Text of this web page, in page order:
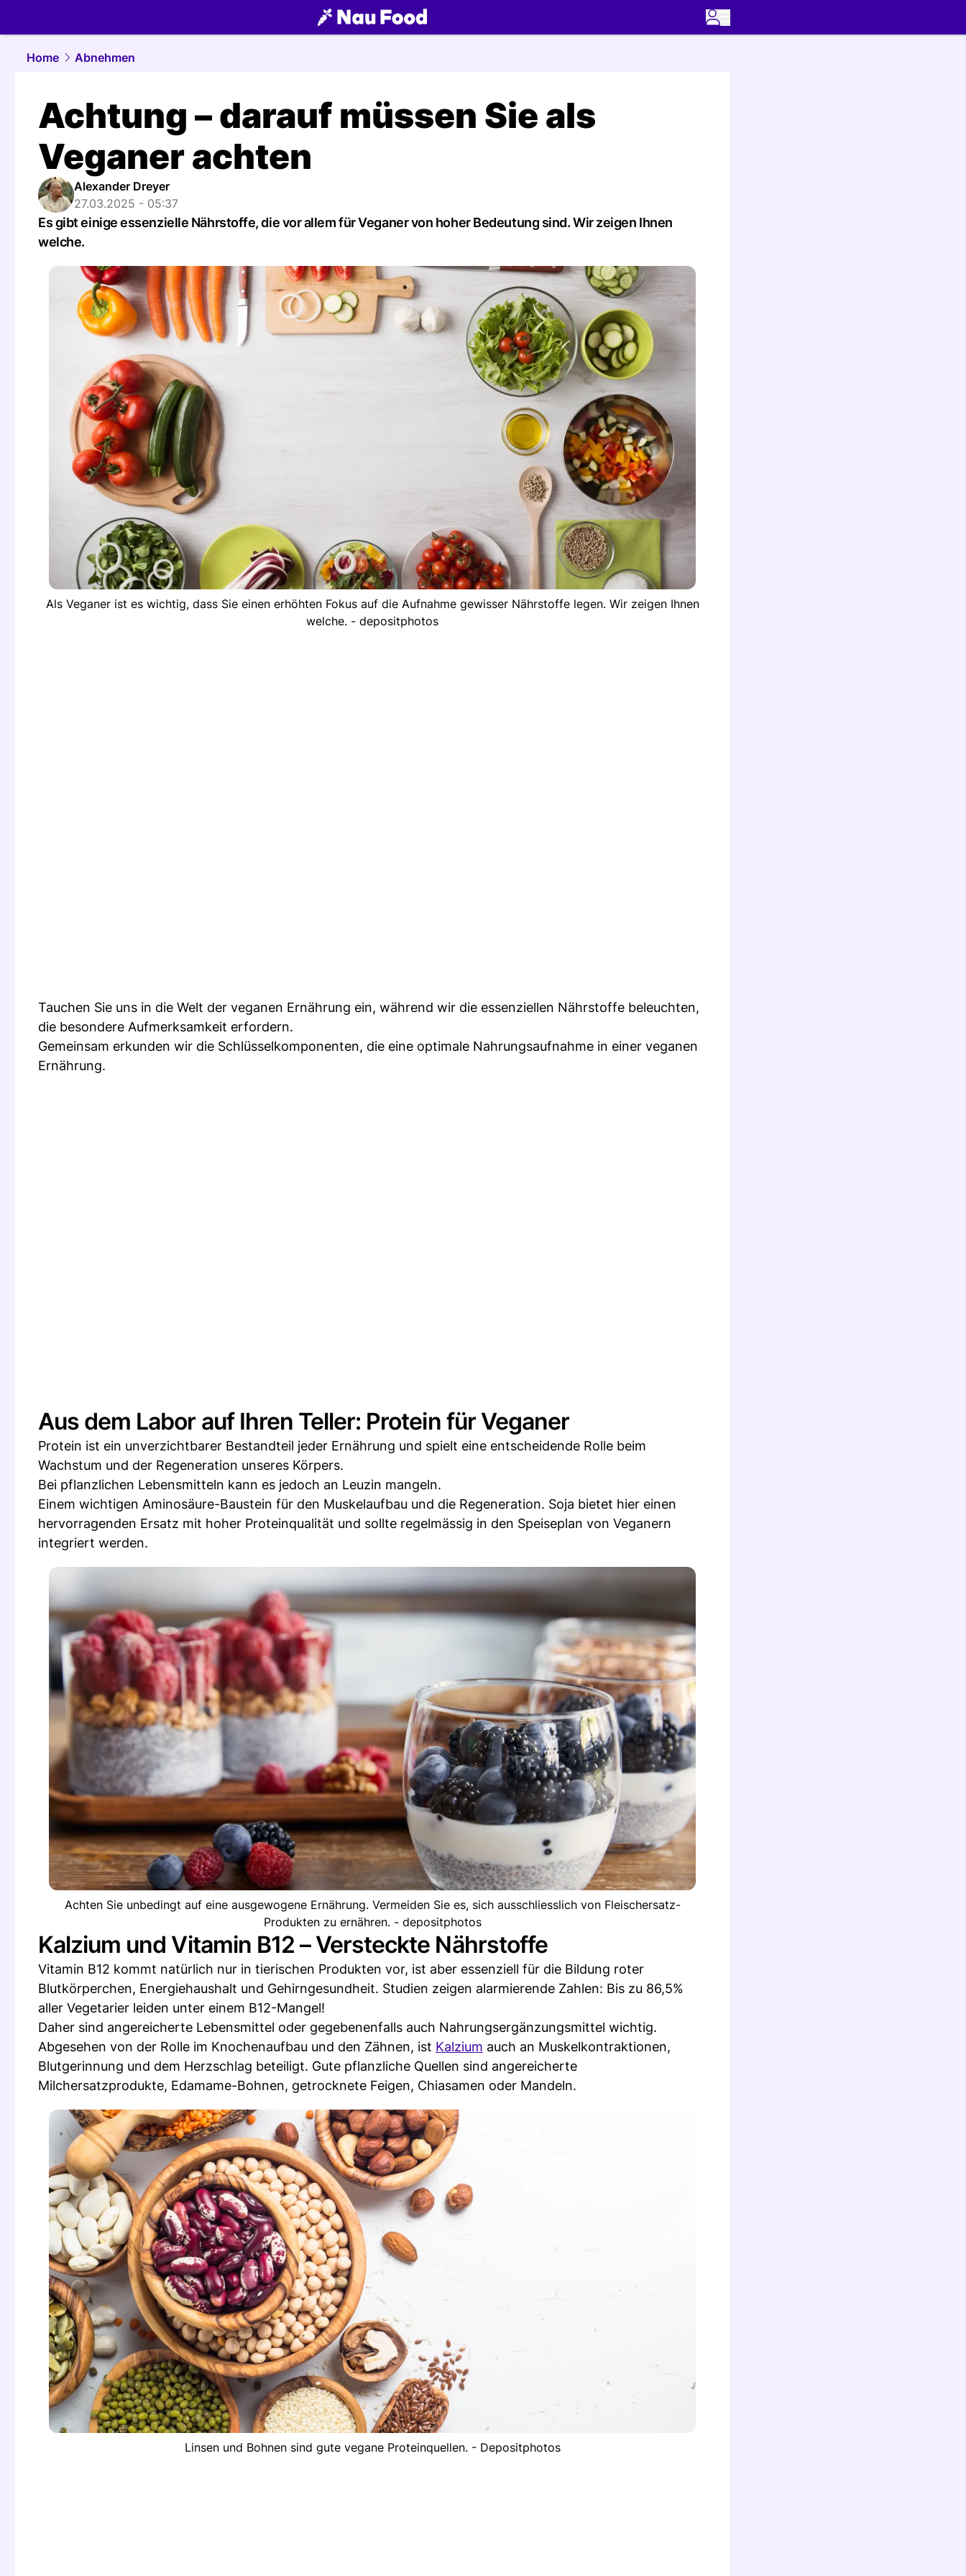
food.NAU.ch
Home
Abnehmen
Achtung – darauf müssen Sie als
Veganer achten
Alexander Dreyer
27.03.2025 - 05:37
Es gibt einige essenzielle Nährstoffe, die vor allem für Veganer von hoher Bedeutung sind. Wir zeigen Ihnen
welche.
Als Veganer ist es wichtig, dass Sie einen erhöhten Fokus auf die Aufnahme gewisser Nährstoffe legen. Wir zeigen Ihnen
welche. - depositphotos
Tauchen Sie uns in die Welt der veganen Ernährung ein, während wir die essenziellen Nährstoffe beleuchten,
die besondere Aufmerksamkeit erfordern.
Gemeinsam erkunden wir die Schlüsselkomponenten, die eine optimale Nahrungsaufnahme in einer veganen
Ernährung.
Aus dem Labor auf Ihren Teller: Protein für Veganer
Protein ist ein unverzichtbarer Bestandteil jeder Ernährung und spielt eine entscheidende Rolle beim
Wachstum und der Regeneration unseres Körpers.
Bei pflanzlichen Lebensmitteln kann es jedoch an Leuzin mangeln.
Einem wichtigen Aminosäure-Baustein für den Muskelaufbau und die Regeneration. Soja bietet hier einen
hervorragenden Ersatz mit hoher Proteinqualität und sollte regelmässig in den Speiseplan von Veganern
integriert werden.
Achten Sie unbedingt auf eine ausgewogene Ernährung. Vermeiden Sie es, sich ausschliesslich von Fleischersatz-
Produkten zu ernähren. - depositphotos
Kalzium und Vitamin B12 – Versteckte Nährstoffe
Vitamin B12 kommt natürlich nur in tierischen Produkten vor, ist aber essenziell für die Bildung roter
Blutkörperchen, Energiehaushalt und Gehirngesundheit. Studien zeigen alarmierende Zahlen: Bis zu 86,5%
aller Vegetarier leiden unter einem B12-Mangel!
Daher sind angereicherte Lebensmittel oder gegebenenfalls auch Nahrungsergänzungsmittel wichtig.
Abgesehen von der Rolle im Knochenaufbau und den Zähnen, ist Kalzium auch an Muskelkontraktionen,
Blutgerinnung und dem Herzschlag beteiligt. Gute pflanzliche Quellen sind angereicherte
Milchersatzprodukte, Edamame-Bohnen, getrocknete Feigen, Chiasamen oder Mandeln.
Linsen und Bohnen sind gute vegane Proteinquellen. - Depositphotos